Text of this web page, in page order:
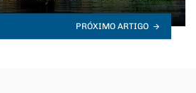
PRÓXIMO ARTIGO